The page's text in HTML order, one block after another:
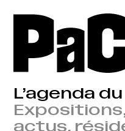
L’agenda du
actus,